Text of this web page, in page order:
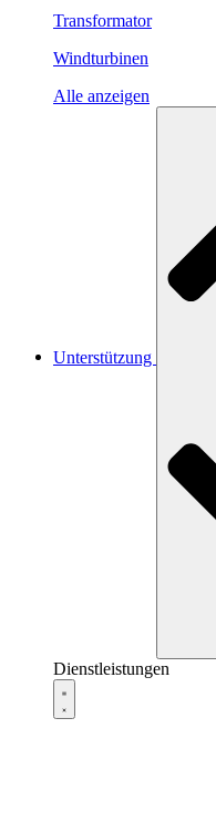
Transformator
Windturbinen
Alle anzeigen
Unterstützung
Dienstleistungen